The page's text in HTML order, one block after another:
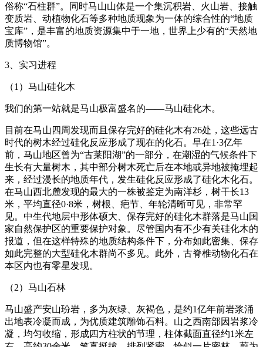
俗称“石柱群”。同时马山山体是一个集沉积岩、火山岩、接触
变质岩、动植物化石等多种地质现象为一体的综合性的“地质
宝库”，是丰富的地质资源集中于一地，世界上少有的“天然地
质博物馆”。
3、实习进程
（1）马山硅化木
我们的第一站就是马山极富盛名的——马山硅化木。
目前在马山四周发现而且保存完好的硅化木有26处，这些远古
时代的树木经过硅化反应形成了现在的化石。早在1·3亿年
前，马山地区曾为“古莱阳湖”的一部分，在潮湿的气候条件下
生长有大量树木，其中部分树木死亡后在本地或异地被掩埋起
来，经过漫长的地质年代，发生硅化反应形成了硅化木化石。
在马山西北麓发现的最大的一株被鉴定为南洋杉，树干长13
米，平均直径0·8米，树根、疤节、年轮清晰可见，非常罕
见。中生代地层中形体硕大、保存完好的硅化木群落是马山国
家自然保护区的重要保护对象。尽管国内有不少有关硅化木的
报道，但在这样特殊的地质结构条件下，分布如此密集、保存
如此完整的大型硅化木群尚不多见。此外，古脊椎动物化石在
本区内也有零星发现。
（2）马山石林
马山盛产安山玢岩，多为灰绿、灰褐色，是约1亿年前岩浆涌
出地表冷凝而成，为优质建筑雕饰石料。山之西南部因岩浆冷
凝，均匀收缩，形成四方柱状的节理，柱体截面直径约1米左